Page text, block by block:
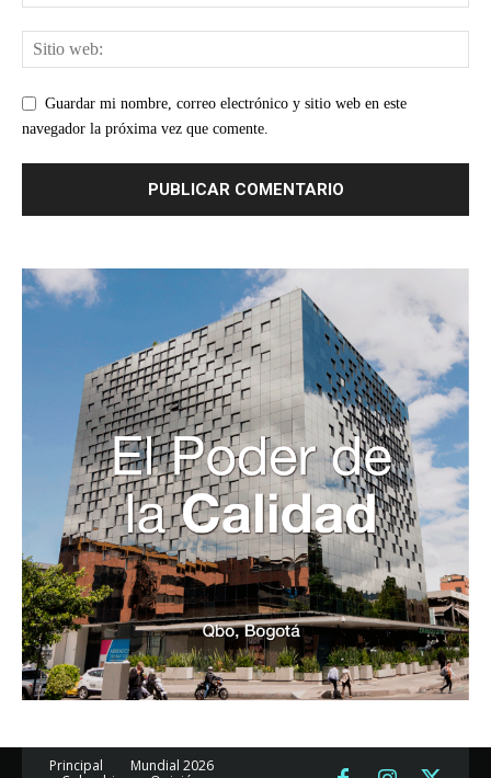
Guardar mi nombre, correo electrónico y sitio web en este
navegador la próxima vez que comente.
Principal
Mundial 2026